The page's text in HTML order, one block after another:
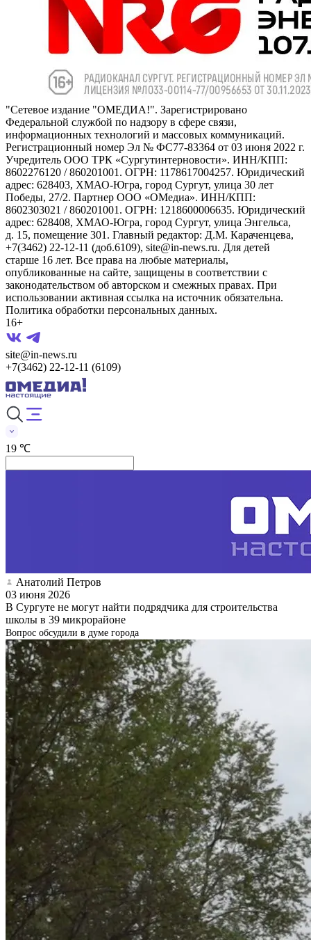
"Сетевое издание "ОМЕДИА!". Зарегистрировано
Федеральной службой по надзору в сфере связи,
информационных технологий и массовых коммуникаций.
Регистрационный номер Эл № ФС77-83364 от 03 июня 2022 г.
Учредитель ООО ТРК «Сургутинтерновости». ИНН/КПП:
8602276120 / 860201001. ОГРН: 1178617004257. Юридический
адрес: 628403, ХМАО-Югра, город Сургут, улица 30 лет
Победы, 27/2. Партнер ООО «ОМедиа». ИНН/КПП:
8602303021 / 860201001. ОГРН: 1218600006635. Юридический
адрес: 628408, ХМАО-Югра, город Сургут, улица Энгельса,
д. 15, помещение 301. Главный редактор: Д.М. Караченцева,
+7(3462) 22-12-11 (доб.6109), site@in-news.ru. Для детей
старше 16 лет. Все права на любые материалы,
опубликованные на сайте, защищены в соответствии с
законодательством об авторском и смежных правах. При
использовании активная ссылка на источник обязательна.
Политика обработки персональных данных.
16+
site@in-news.ru
+7(3462) 22-12-11 (6109)
19 ℃
Анатолий Петров
03 июня 2026
В Сургуте не могут найти подрядчика для строительства
школы в 39 микрорайоне
Вопрос обсудили в думе города